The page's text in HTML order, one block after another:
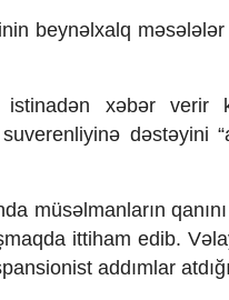
beynəlxalq
xəbər verir
dəstəyini
müsəlmanların
ittiham edib.
addımlar